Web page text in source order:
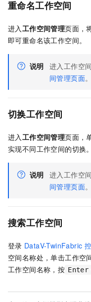
重命名工作空间
进入 工作空间管理页面，
即可重命名该工作空间。
说明 进入工作空
间管理页面。
切换工作空间
进入 工作空间管理页面，
实现不同工作空间的切换。
说明 进入工作空
间管理页面。
搜索工作空间
登录 DataV-TwinFabric
空间名称处，单击工作空
工作空间名称，按 Enter